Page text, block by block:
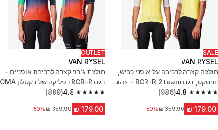
SALE
VAN RYSEL
חולצה קצרה לרכיבה על אופני כביש,
יוניסקס, דגם RCR-R 2 team - צהוב
4.8
4.8 out of 5 stars from 986 reviews
(986)
מחיר לפני הנחה
50%
OUTLET
VAN RYSEL
חולצת ג'רזי קצרה לרכיבת אופניים -
דגם RCR-R רפליקה של דקטלון CMA
CGM
4.8
4.8 out of 5 stars from 889 reviews
(889)
מחיר לפני הנחה
50%